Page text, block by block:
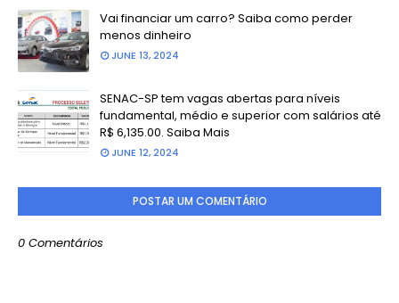
Vai financiar um carro? Saiba como perder
menos dinheiro
JUNE 13, 2024
SENAC-SP tem vagas abertas para níveis
fundamental, médio e superior com salários até
R$ 6,135.00. Saiba Mais
JUNE 12, 2024
POSTAR UM COMENTÁRIO
0 Comentários